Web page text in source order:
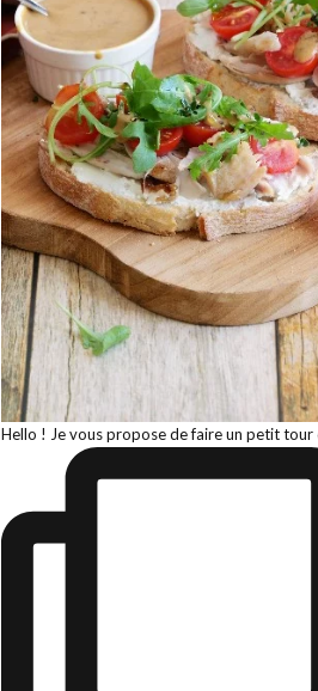
Hello ! Je vous propose de faire un petit tour